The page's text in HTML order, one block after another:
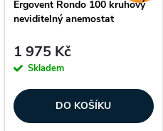
Ergovent Rondo 100 kruhový
neviditelný anemostat
1 975 Kč
Skladem
DO KOŠÍKU